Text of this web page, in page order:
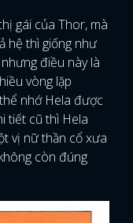
gái của Thor, mà
hệ thì giống như
điều này là
vòng lặp
nhớ Hela được
tiết cũ thì Hela
vị nữ thần cổ xưa
còn đúng